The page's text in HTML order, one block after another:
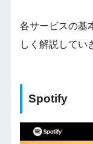
各サービスの基
しく解説してい
Spotify